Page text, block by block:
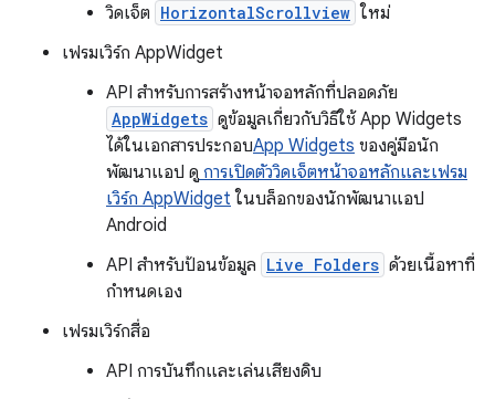
วิดเจ็ต HorizontalScrollview ใหม่
เฟรมเวิร์ก AppWidget
API สำหรับการสร้างหน้าจอหลักที่ปลอดภัย
AppWidgets ดูข้อมูลเกี่ยวกับวิธีใช้ App Widgets
ได้ในเอกสารประกอบApp Widgets ของคู่มือนัก
พัฒนาแอป ดู การเปิดตัววิดเจ็ตหน้าจอหลักและเฟรม
เวิร์ก AppWidget ในบล็อกของนักพัฒนาแอป
Android
API สำหรับป้อนข้อมูล Live Folders ด้วยเนื้อหาที่
กำหนดเอง
เฟรมเวิร์กสื่อ
API การบันทึกและเล่นเสียงดิบ